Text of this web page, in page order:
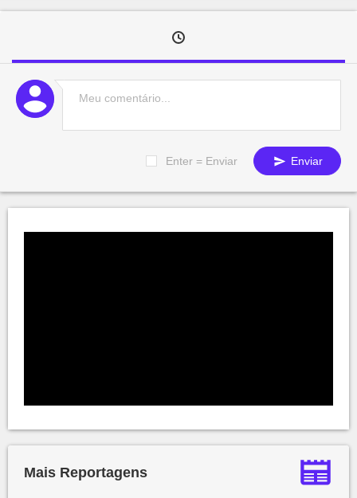
Enter = Enviar Enviar
Mais Reportagens